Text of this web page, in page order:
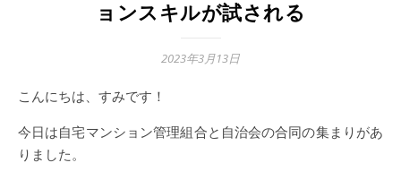
ョンスキルが試される
2023年3月13日
こんにちは、すみです！
今日は自宅マンション管理組合と自治会の合同の集まりがあ
りました。